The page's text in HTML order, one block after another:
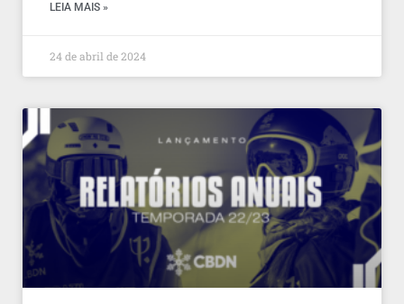
LEIA MAIS »
24 de abril de 2024